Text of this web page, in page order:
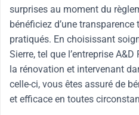
surprises au moment du
bénéficiez d’une
pratiqués. En choisissant
Sierre, tel que l’entreprise
la rénovation et intervenant
celle-ci, vous êtes assuré de
et efficace en toutes